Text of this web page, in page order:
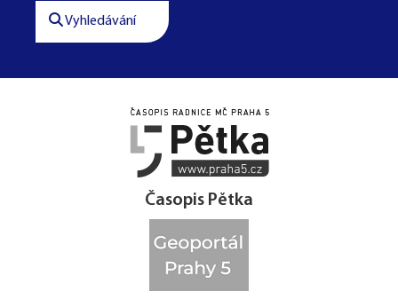
Vyhledávání
 
Časopis Pětka